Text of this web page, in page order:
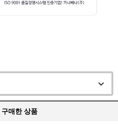
구매한 상품